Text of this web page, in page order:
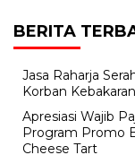
BERITA
Jasa Raharja
Korban
Apresiasi Wajib
Program Promo
Cheese Tart